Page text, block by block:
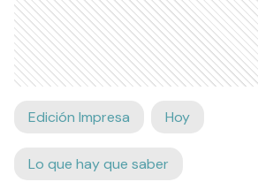
Edición Impresa Hoy
Lo que hay que saber